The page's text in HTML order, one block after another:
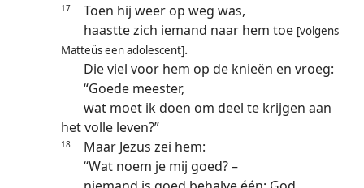
17
Toen hij weer op weg was,
haastte zich iemand naar hem toe [volgens
Matteüs een adolescent].
Die viel voor hem op de knieën en vroeg:
“Goede meester,
wat moet ik doen om deel te krijgen aan
het volle leven?”
18
Maar Jezus zei hem:
“Wat noem je mij goed? –